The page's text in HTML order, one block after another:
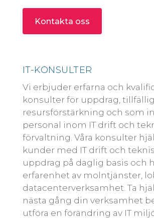
Kontakta oss
IT-KONSULTER
Vi erbjuder erfarna och
konsulter för uppdrag, tillfällig
resursförstärkning och som
personal inom IT drift och
förvaltning. Våra konsulter
kunder med IT drift och
uppdrag på daglig basis och
erfarenhet av molntjänster,
datacenterverksamhet. Ta
nästa gång din verksamhet
utföra en förändring av IT